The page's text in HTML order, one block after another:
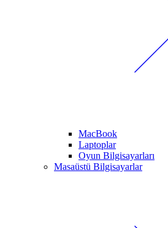
MacBook
Laptoplar
Oyun Bilgisayarları
Masaüstü Bilgisayarlar